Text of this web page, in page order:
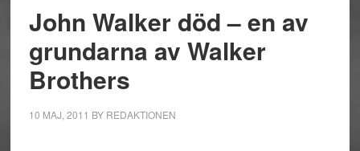
John Walker död – en av
grundarna av Walker
Brothers
10 MAJ, 2011 BY REDAKTIONEN